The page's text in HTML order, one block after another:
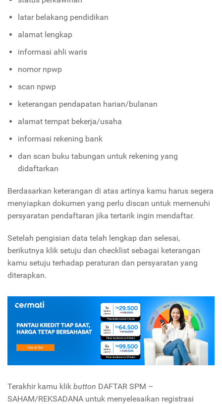
latar belakang pendidikan
alamat lengkap
informasi ahli waris
nomor npwp
scan npwp
keterangan pendapatan harian/bulanan
alamat tempat bekerja/usaha
informasi rekening bank
dan scan buku tabungan untuk rekening yang
didaftarkan
Berdasarkan keterangan di atas artinya kamu harus segera
menyiapkan dokumen yang perlu discan untuk memenuhi
persyaratan pendaftaran jika tertarik ingin mendaftar.
Setelah pengisian data telah lengkap dan selesai,
berikutnya klik setuju dan checklist sebagai keterangan
kamu setuju terhadap peraturan dan persyaratan yang
diterapkan.
Terakhir kamu klik button DAFTAR SPM –
SAHAM/REKSADANA untuk menyelesaikan registrasi